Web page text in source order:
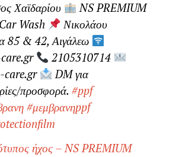
Χαϊδαρίου
NS PREMIUM
Wash
Νικολάου
85 & 42, Αιγάλεω
2105310714
care.gr
DM για
προσφορά. #ppf
#μεμβρανηppf
ήχος – NS PREMIUM